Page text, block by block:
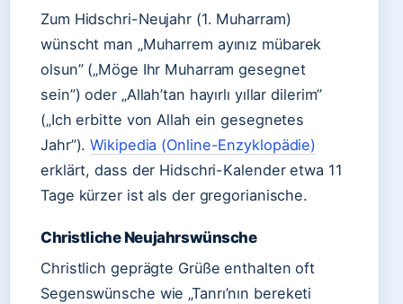
Zum Hidschri-Neujahr (1. Muharram)
wünscht man „Muharrem ayınız mübarek
olsun” („Möge Ihr Muharram gesegnet
sein”) oder „Allah’tan hayırlı yıllar dilerim”
(„Ich erbitte von Allah ein gesegnetes
Jahr”).Wikipedia (Online-Enzyklopädie)
erklärt, dass der Hidschri-Kalender etwa 11
Tage kürzer ist als der gregorianische.
Christliche Neujahrswünsche
Christlich geprägte Grüße enthalten oft
Segenswünsche wie „Tanrı’nın bereketi